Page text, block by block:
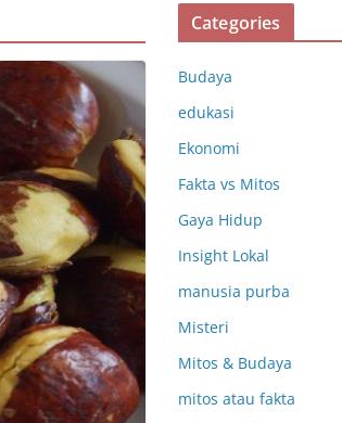
Categories
Budaya
edukasi
Ekonomi
Fakta vs Mitos
Gaya Hidup
Insight Lokal
manusia purba
Misteri
Mitos & Budaya
mitos atau fakta